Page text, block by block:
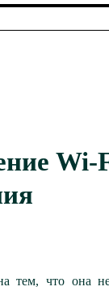
Wi-
тем, что она